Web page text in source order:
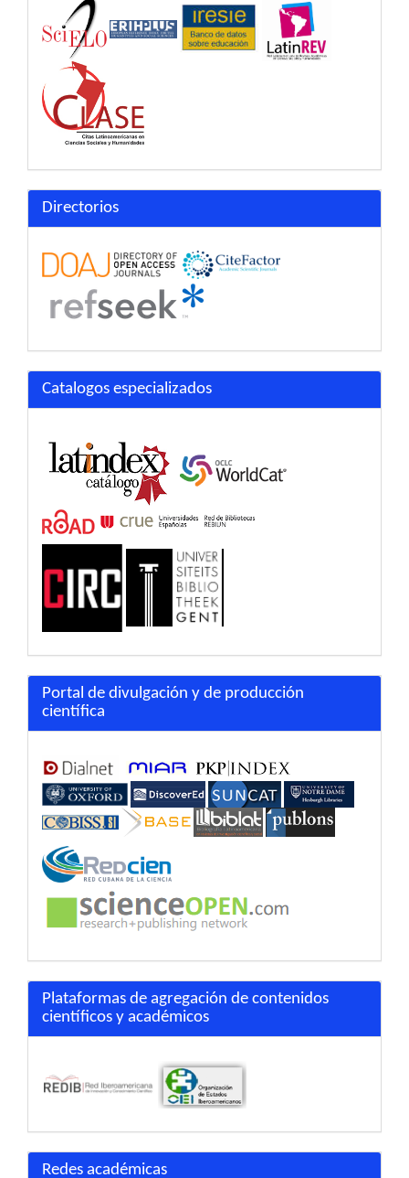
Directorios
Catalogos especializados
Portal de divulgación y de producción
científica
Plataformas de agregación de contenidos
científicos y académicos
Redes académicas